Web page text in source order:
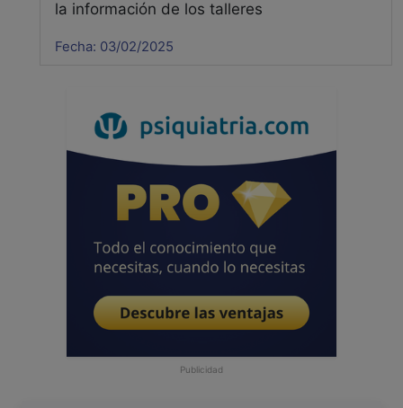
la información de los talleres
Fecha: 03/02/2025
Publicidad